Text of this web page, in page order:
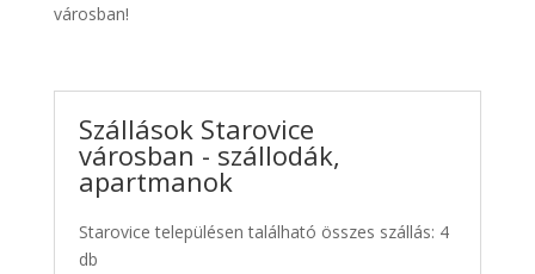
városban!
Szállások Starovice
városban - szállodák,
apartmanok
Starovice településen található összes szállás: 4
db